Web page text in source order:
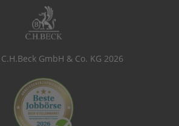
GmbH & Co. KG 2026